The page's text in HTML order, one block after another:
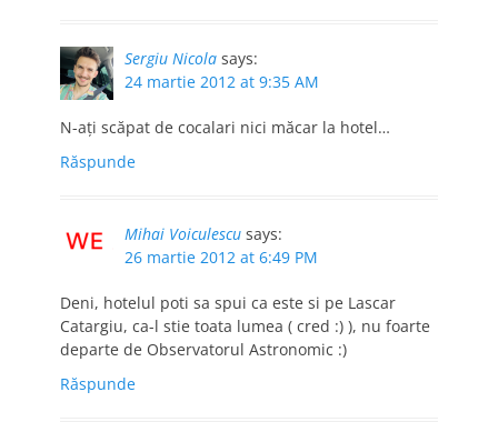
Sergiu Nicola says:
24 martie 2012 at 9:35 AM
N-aţi scăpat de cocalari nici măcar la hotel…
Răspunde
Mihai Voiculescu says:
26 martie 2012 at 6:49 PM
Deni, hotelul poti sa spui ca este si pe Lascar
Catargiu, ca-l stie toata lumea ( cred :) ), nu foarte
departe de Observatorul Astronomic :)
Răspunde